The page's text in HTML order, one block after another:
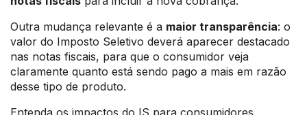
Outra mudança relevante é a maior transparência: o
valor do Imposto Seletivo deverá aparecer destacado
nas notas fiscais, para que o consumidor veja
claramente quanto está sendo pago a mais em razão
desse tipo de produto.
Entenda os impactos do IS para consumidores,